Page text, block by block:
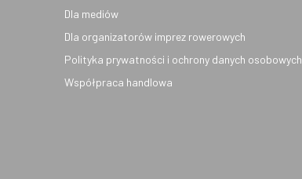
Dla mediów
Dla organizatorów imprez rowerowych
Polityka prywatności i ochrony danych osobowych
Współpraca handlowa